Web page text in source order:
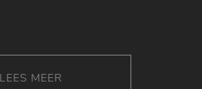
LEES MEER